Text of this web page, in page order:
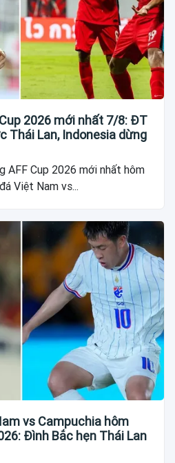
2026 mới nhất 7/8: ĐT
Thái Lan, Indonesia dừng
AFF Cup 2026 mới nhất hôm
Việt Nam vs...
vs Campuchia hôm
Đình Bắc hẹn Thái Lan